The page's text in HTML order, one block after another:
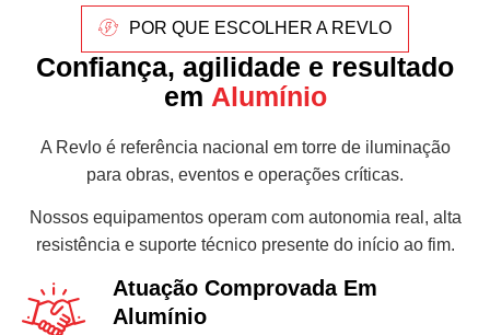
POR QUE ESCOLHER A REVLO
Confiança, agilidade e resultado
em Alumínio
A Revlo é referência nacional em torre de iluminação
para obras, eventos e operações críticas.
Nossos equipamentos operam com autonomia real, alta
resistência e suporte técnico presente do início ao fim.
Atuação Comprovada Em
Alumínio